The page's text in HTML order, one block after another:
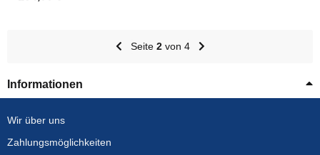
Seite 2von 4
Informationen
Wir über uns
Zahlungsmöglichkeiten